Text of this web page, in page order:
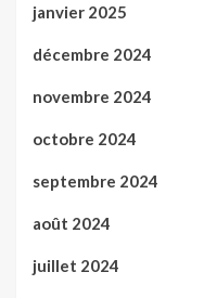
janvier 2025
décembre 2024
novembre 2024
octobre 2024
septembre 2024
août 2024
juillet 2024